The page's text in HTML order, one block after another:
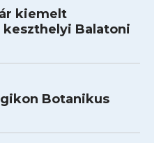
kiemelt
keszthelyi Balatoni
Botanikus